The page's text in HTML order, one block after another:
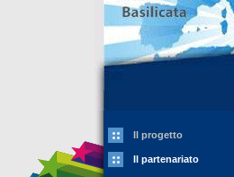
Il progetto
Il partenariato